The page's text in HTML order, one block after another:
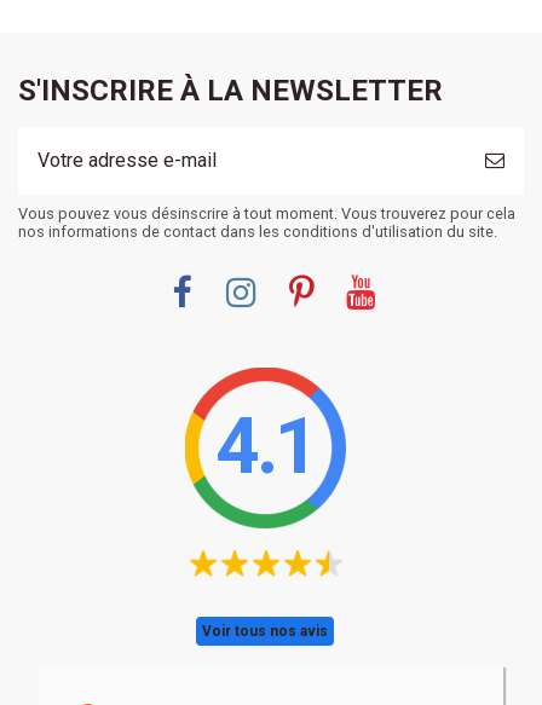
S'INSCRIRE À LA NEWSLETTER
Vous pouvez vous désinscrire à tout moment. Vous trouverez pour cela
nos informations de contact dans les conditions d'utilisation du site.
4.1
Voir tous nos avis